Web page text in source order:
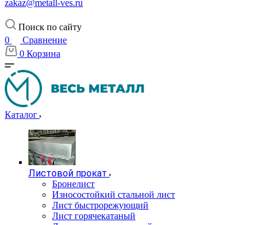
zakaz@metall-ves.ru
Поиск по сайту
0
Сравнение
0 Корзина
Каталог
Листовой прокат
Бронелист
Износостойкий стальной лист
Лист быстрорежующий
Лист горячекатаный